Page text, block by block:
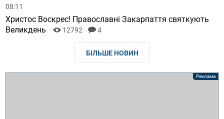
08:11
Христос Воскрес! Православні Закарпаття святкують
Великдень
12792 4
БІЛЬШЕ НОВИН